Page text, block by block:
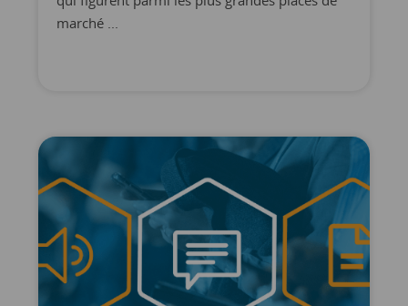
marché ...